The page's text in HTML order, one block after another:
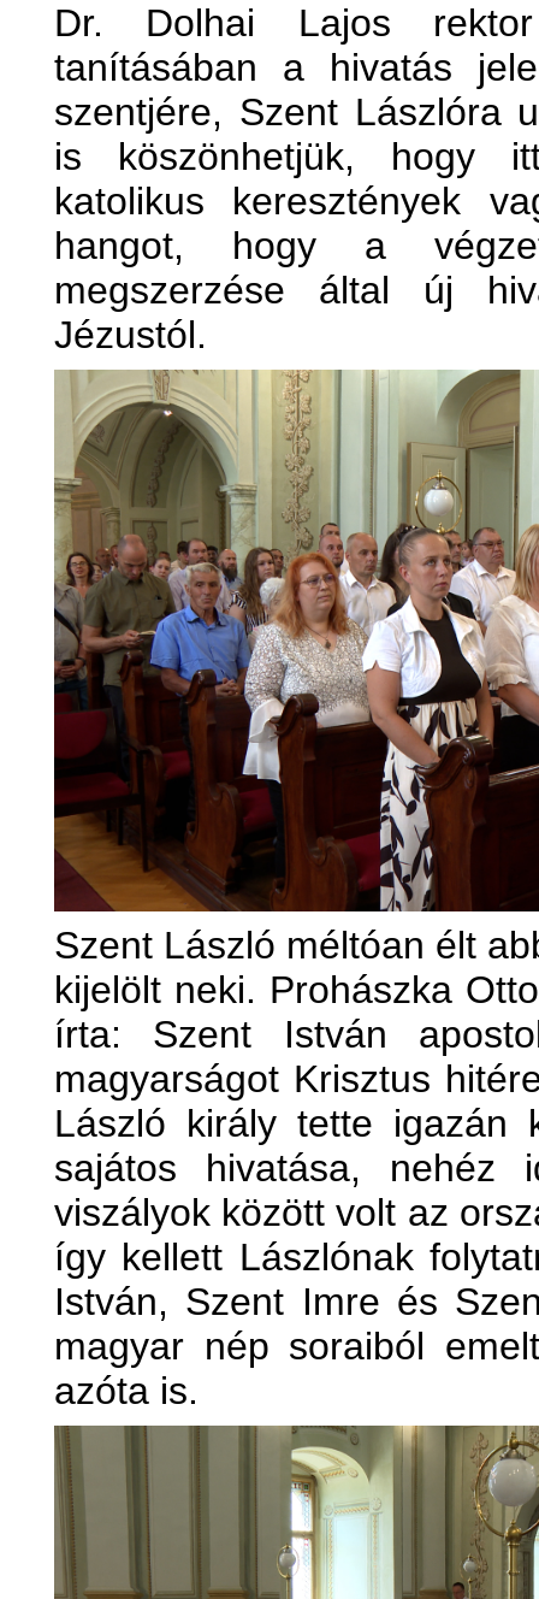
Dr. Dolhai Lajos
tanításában a hivatás
szentjére, Szent Lászlóra
is köszönhetjük, hogy
katolikus keresztények
hangot, hogy a
megszerzése által új
Jézustól.
Szent László méltóan élt
kijelölt neki. Prohászka
írta: Szent István
magyarságot Krisztus
László király tette igazán
sajátos hivatása,
viszályok között volt az
így kellett Lászlónak
István, Szent Imre és
magyar nép soraiból
azóta is.